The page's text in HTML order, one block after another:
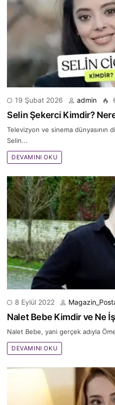
19 Şubat 2026 admin
Selin Şekerci Kimdir?
Televizyon ve sinema dünyasının
Selin...
DEVAMINI OKU
8 Eylül 2022
Nalet Bebe Kimdir ve Ne
Nalet Bebe, yani gerçek adıyla
DEVAMINI OKU